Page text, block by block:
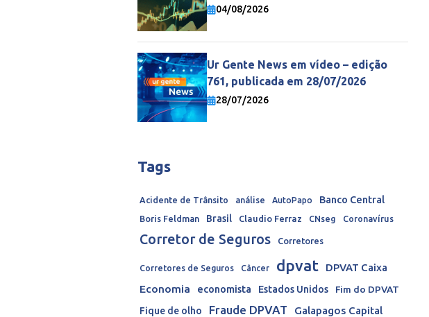
economia mundial
04/08/2026
Ur Gente News em vídeo – edição
761, publicada em 28/07/2026
28/07/2026
Tags
Acidente de Trânsito análise AutoPapo Banco Central
Boris Feldman Brasil Claudio Ferraz CNseg Coronavírus
Corretor de Seguros Corretores
Corretores de Seguros Câncer dpvat
DPVAT Caixa
Economia
economista Estados Unidos
Fim do DPVAT
Fique de olho
Fraude DPVAT Galapagos Capital